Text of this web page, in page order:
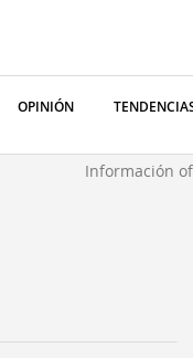
OPINIÓN
Información